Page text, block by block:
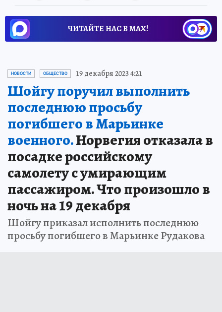
ЧИТАЙТЕ НАС В МАХ!
НОВОСТИ ОБЩЕСТВО 19 декабря 2023 4:21
Шойгу поручил выполнить
последнюю просьбу
погибшего в Марьинке
военного.Норвегия отказала в
посадке российскому
самолету с умирающим
пассажиром. Что произошло в
ночь на 19 декабря
Шойгу приказал исполнить последнюю
просьбу погибшего в Марьинке Рудакова